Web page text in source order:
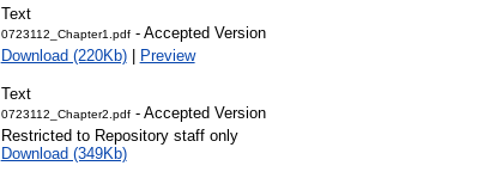
Text
0723112_Chapter1.pdf- Accepted Version
Download (220Kb)| Preview
Text
0723112_Chapter2.pdf- Accepted Version
Restricted to Repository staff only
Download (349Kb)